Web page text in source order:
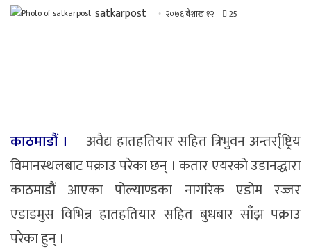
satkarpost २०७६ बैशाख १२ 25
काठमाडौं ।
अवैद्य हातहतियार सहित त्रिभुवन अन्तर्रा्ष्ट्रिय
विमानस्थलबाट पक्राउ परेका छन् । कतार एयरको उडानद्धारा
काठमाडौं आएका पोल्याण्डका नागरिक एडोम रज्जर
एडाडमुस विभिन्न हातहतियार सहित बुधबार साँझ पक्राउ
परेका हुन् ।